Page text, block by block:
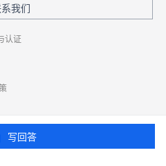
写回答
我们
认证
号浙B2-20080101-4